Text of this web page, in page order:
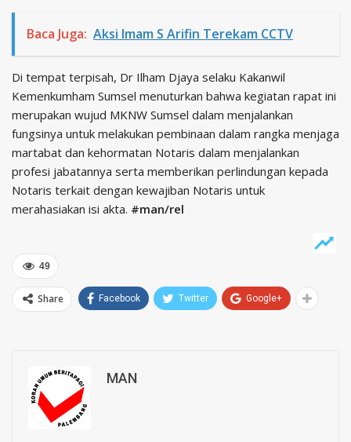
Baca Juga: Aksi Imam S Arifin Terekam CCTV
Di tempat terpisah, Dr Ilham Djaya selaku Kakanwil
Kemenkumham Sumsel menuturkan bahwa kegiatan rapat ini
merupakan wujud MKNW Sumsel dalam menjalankan
fungsinya untuk melakukan pembinaan dalam rangka menjaga
martabat dan kehormatan Notaris dalam menjalankan
profesi jabatannya serta memberikan perlindungan kepada
Notaris terkait dengan kewajiban Notaris untuk
merahasiakan isi akta. #man/rel
49
Share Facebook Twitter Google+
MAN